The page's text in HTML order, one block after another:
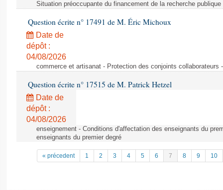
Situation préoccupante du financement de la recherche publique
Question écrite n° 17491 de M. Éric Michoux
Date de
dépôt :
04/08/2026
commerce et artisanat - Protection des conjoints collaborateurs
Question écrite n° 17515 de M. Patrick Hetzel
Date de
dépôt :
04/08/2026
enseignement - Conditions d'affectation des enseignants du
enseignants du premier degré
« précedent 1 2 3 4 5 6 7 8 9 10